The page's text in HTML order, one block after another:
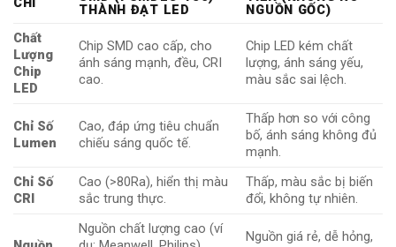
THÀNH ĐẠT LED
NGUỒN GỐC)
Chất
Lượng
Chip
LED
Chip SMD cao cấp, cho
ánh sáng mạnh, đều, CRI
cao.
Chip LED kém chất
lượng, ánh sáng yếu,
màu sắc sai lệch.
Chỉ Số
Lumen
Cao, đáp ứng tiêu chuẩn
chiếu sáng quốc tế.
Thấp hơn so với công
bố, ánh sáng không đủ
mạnh.
Chỉ Số
CRI
Cao (>80Ra), hiển thị màu
sắc trung thực.
Thấp, màu sắc bị biến
đổi, không tự nhiên.
Nguồn chất lượng cao (ví
Nguồn giá rẻ, dễ hỏng,